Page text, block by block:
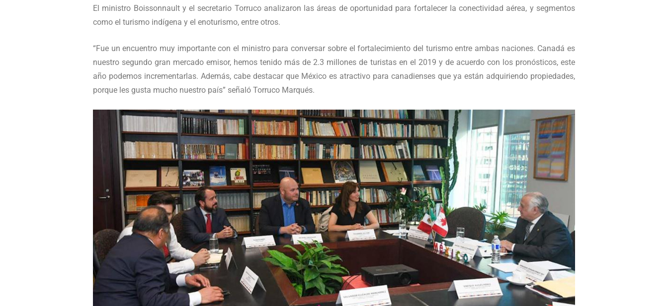
El ministro Boissonnault y el secretario Torruco analizaron las áreas de oportunidad para fortalecer la conectividad aérea, y segmentos
como el turismo indígena y el enoturismo, entre otros.
“Fue un encuentro muy importante con el ministro para conversar sobre el fortalecimiento del turismo entre ambas naciones. Canadá es
nuestro segundo gran mercado emisor, hemos tenido más de 2.3 millones de turistas en el 2019 y de acuerdo con los pronósticos, este
año podemos incrementarlas. Además, cabe destacar que México es atractivo para canadienses que ya están adquiriendo propiedades,
porque les gusta mucho nuestro país” señaló Torruco Marqués.